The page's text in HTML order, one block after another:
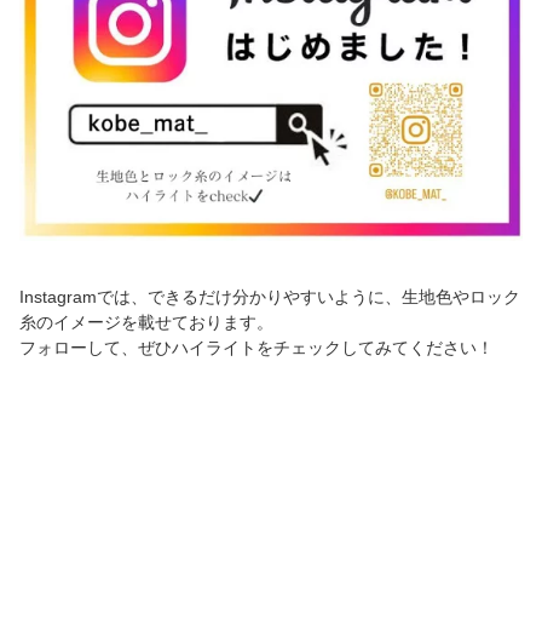
Instagramでは、できるだけ分かりやすいように、生地色やロック
糸のイメージを載せております。
フォローして、ぜひハイライトをチェックしてみてください！